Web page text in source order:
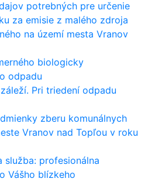
potrebných pre určenie
za emisie z malého zdroja
na území mesta Vranov
biologicky
odpadu
Pri triedení odpadu
zberu komunálnych
Vranov nad Topľou v roku
služba: profesionálna
Vášho blízkeho